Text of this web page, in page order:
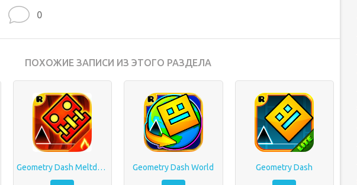
0
ПОХОЖИЕ ЗАПИСИ ИЗ ЭТОГО РАЗДЕЛА
Geometry Dash Meltdown Geometry Dash World Geometry Dash